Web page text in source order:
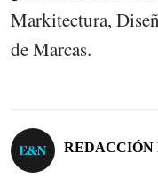
Markitectura,
de Marcas.
REDACCIÓN